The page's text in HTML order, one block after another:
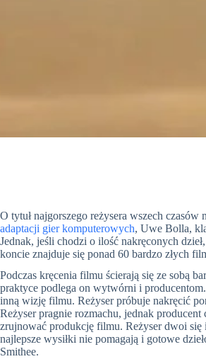
O tytuł najgorszego reżysera wszech
adaptacji gier komputerowych, Uwe Bolla,
Jednak, jeśli chodzi o ilość nakręconych
koncie znajduje się ponad 60 bardzo złych
Podczas kręcenia filmu ścierają się ze sobą
praktyce podlega on wytwórni i
inną wizję filmu. Reżyser próbuje nakręcić
Reżyser pragnie rozmachu, jednak
zrujnować produkcję filmu. Reżyser dwoi
najlepsze wysiłki nie pomagają i gotowe
Smithee.